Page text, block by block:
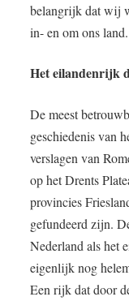
belangrijk dat wij
in- en om ons land.
Het eilandenrijk
De meest
geschiedenis van
verslagen van
op het Drents
provincies
gefundeerd zijn.
Nederland als het
eigenlijk nog
Een rijk dat door